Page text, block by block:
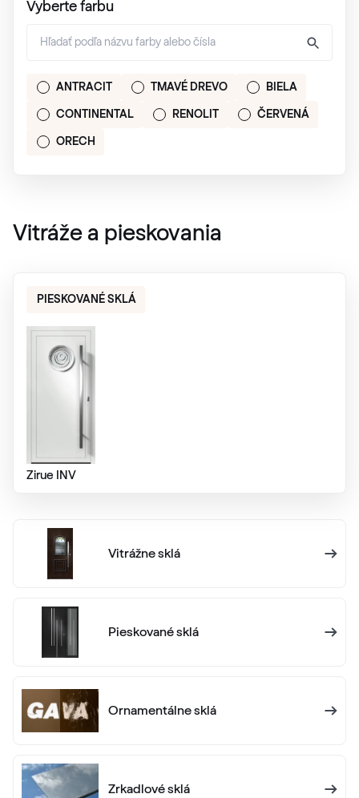
Vyberte farbu
ANTRACIT TMAVÉ DREVO BIELA
CONTINENTAL RENOLIT ČERVENÁ
ORECH
Vitráže a pieskovania
PIESKOVANÉ SKLÁ
Zirue INV
Vitrážne sklá
Pieskované sklá
Ornamentálne sklá
Zrkadlové sklá